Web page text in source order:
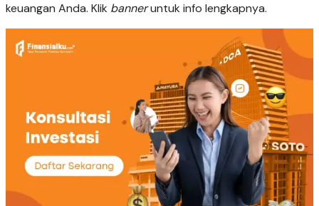
keuangan Anda. Klik banneruntuk info lengkapnya.